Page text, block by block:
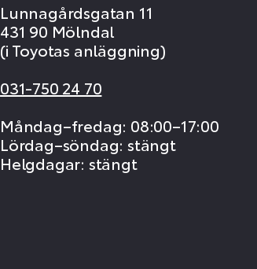
Lunnagårdsgatan 11
431 90 Mölndal
(i Toyotas anläggning)
031-750 24 70
Måndag–fredag: 08:00–17:00
Lördag–söndag: stängt
Helgdagar: stängt